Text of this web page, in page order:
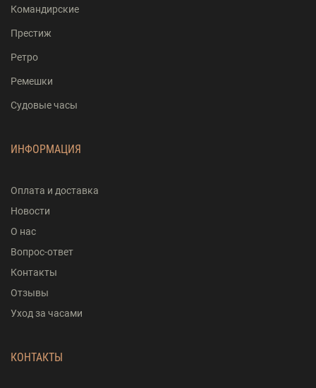
Командирские
Престиж
Ретро
Ремешки
Судовые часы
ИНФОРМАЦИЯ
Оплата и доставка
Новости
О нас
Вопрос-ответ
Контакты
Отзывы
Уход за часами
КОНТАКТЫ